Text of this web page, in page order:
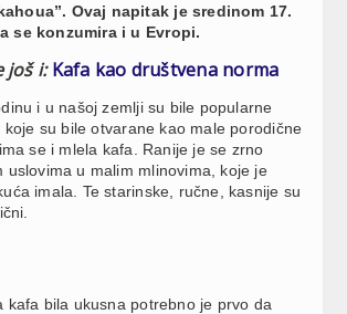
Ovaj napitak je sredinom 17.
se konzumira i u Evropi.
još i: Kafa kao društvena norma
i u našoj zemlji su bile popularne
koje su bile otvarane kao male porodične
se i mlela kafa. Ranije je se zrno
uslovima u malim mlinovima, koje je
imala. Te starinske, ručne, kasnije su
kafa bila ukusna potrebno je prvo da